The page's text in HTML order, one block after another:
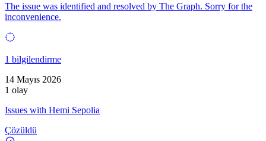
The issue was identified and resolved by The Graph. Sorry for the
inconvenience.
1 bilgilendirme
14 Mayıs 2026
1 olay
Issues with Hemi Sepolia
Çözüldü